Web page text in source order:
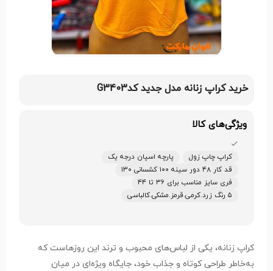
خرید کراپ زنانه مدل جدید کدG3403
ویژگی‌های کالا
کراپ چاپ زول
پارچه اسپان درجه یک
قد کار ۴۸ دور سینه ۱۰۰ کشسانی ۱۳۰
فری سایز مناسب برای ۳۶ تا ۴۴
۵ رنگ زرد.کرمی.قرمز.مشکی.کالباسی
کراپ زنانه، یکی از لباس‌های محبوب و ترند این روزهاست که
به‌خاطر طراحی کوتاه و جذاب خود، جایگاه ویژه‌ای در میان